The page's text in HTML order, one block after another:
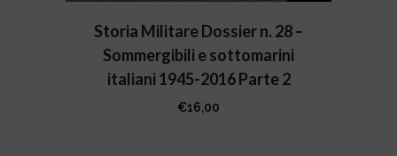
Storia Militare Dossier n. 28 –
Sommergibili e sottomarini
italiani 1945-2016 Parte 2
€16,00